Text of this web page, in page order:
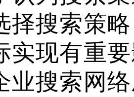
择搜索策
实现有重
业搜索网